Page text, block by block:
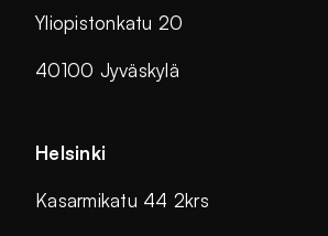
Yliopistonkatu 20
40100 Jyväskylä
Helsinki
Kasarmikatu 44 2krs